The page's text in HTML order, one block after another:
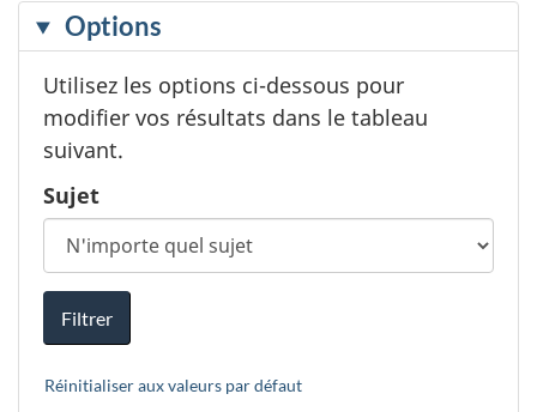
i
Options
Utilisez les options ci-dessous pour
modifier vos résultats dans le tableau
suivant.
Sujet
Filtrer
Réinitialiser aux valeurs par défaut